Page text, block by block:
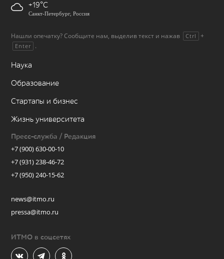
+19
Санкт-Петербург, Россия
Нашли опечатку? Сообщите нам, выделив текст и нажав Ctrl +
Enter .
Наука
Образование
Стартапы и бизнес
Жизнь университета
Пресс-служба / Редакция
+7 (900) 630-00-10
+7 (931) 238-46-72
+7 (950) 240-15-62
news@itmo.ru
pressa@itmo.ru
ИТМО в соцсетях